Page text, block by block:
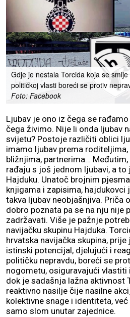
Gdje je nestala Torcida koja se
političkoj vlasti boreći se protiv
Foto: Facebook
Ljubav je ono iz čega se
čega živimo. Nije li onda ljubav
svijetu? Postoje različiti oblici
imamo ljubav prema
bližnjima, partnerima…
rađaju s još jednom ljubavi, a to
Hajduku. Unatoč brojnim
knjigama i zapisima, hajdukovci
takva ljubav neobjašnjiva. Priča
dobro poznata pa se na nju nije
zadržavati. Više je pažnje
navijačku skupinu Hajduka.
hrvatska navijačka skupina,
istinski potencijal, djelujući i
političku nepravdu, boreći se
nogometu, osiguravajući
dok je sadašnja lažna aktivnost
reaktivno nasilje čije nasilne
kolektivne snage i identiteta,
samo slom unutar zajednice.